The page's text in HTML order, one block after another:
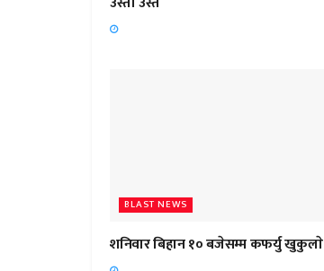
BLAST NEWS
शनिवार बिहान १० बजेसम्म कफर्यु खुकुलाे